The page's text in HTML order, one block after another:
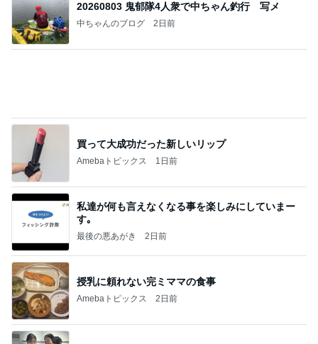
20260803 鬼郁隊4人衆で中ちゃん釣行 写メ
中ちゃんのブログ 2日前
買って大成功だった新しいリップ
Amebaトピックス 1日前
私達が何も言えなくなる事を楽しみにしていまー
す｡
最後の悪あがき 2日前
授乳に頼れない完ミママの食事
Amebaトピックス 2日前